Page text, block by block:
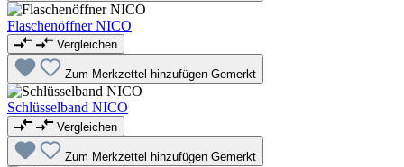
Flaschenöffner NICO
Vergleichen
Zum Merkzettel hinzufügen Gemerkt
Schlüsselband NICO
Vergleichen
Zum Merkzettel hinzufügen Gemerkt